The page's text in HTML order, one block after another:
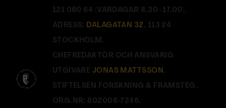
121 060 64 (VARDAGAR 8.30–17.00).
ADRESS: DALAGATAN 32 , 113 24
STOCKHOLM.
CHEFREDAKTÖR OCH ANSVARIG
UTGIVARE JONAS MATTSSON.
STIFTELSEN FORSKNING & FRAMSTEG.
ORG.NR: 802008-7246.